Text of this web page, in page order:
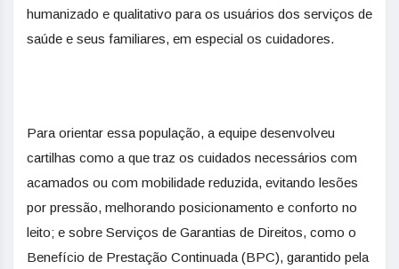
humanizado e qualitativo para os usuários dos serviços de
saúde e seus familiares, em especial os cuidadores.
Para orientar essa população, a equipe desenvolveu
cartilhas como a que traz os cuidados necessários com
acamados ou com mobilidade reduzida, evitando lesões
por pressão, melhorando posicionamento e conforto no
leito; e sobre Serviços de Garantias de Direitos, como o
Benefício de Prestação Continuada (BPC), garantido pela